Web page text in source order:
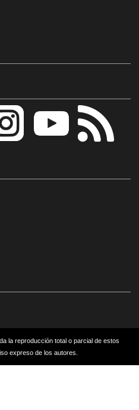
la reproducción total o parcial de estos
expreso de los autores.